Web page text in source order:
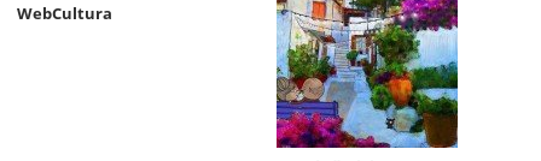
WebCultura